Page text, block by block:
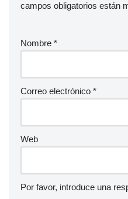
campos obligatorios están
Nombre *
Correo electrónico *
Web
Por favor, introduce una